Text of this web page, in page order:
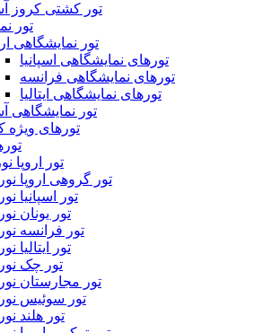
تور کشتی کروز
تور
تور نمایشگاهی
تورهای نمایشگاهی اسپانیا
تورهای نمایشگاهی فرانسه
تورهای نمایشگاهی ایتالیا
تور نمایشگاهی
تورهای
تور اروپا نوروز
تور گروهی اروپا
تور اسپانیا
تور یونان
تور فرانسه
تور ایتالیا
تور چک
تور مجارستان
تور سوئیس
تور هلند